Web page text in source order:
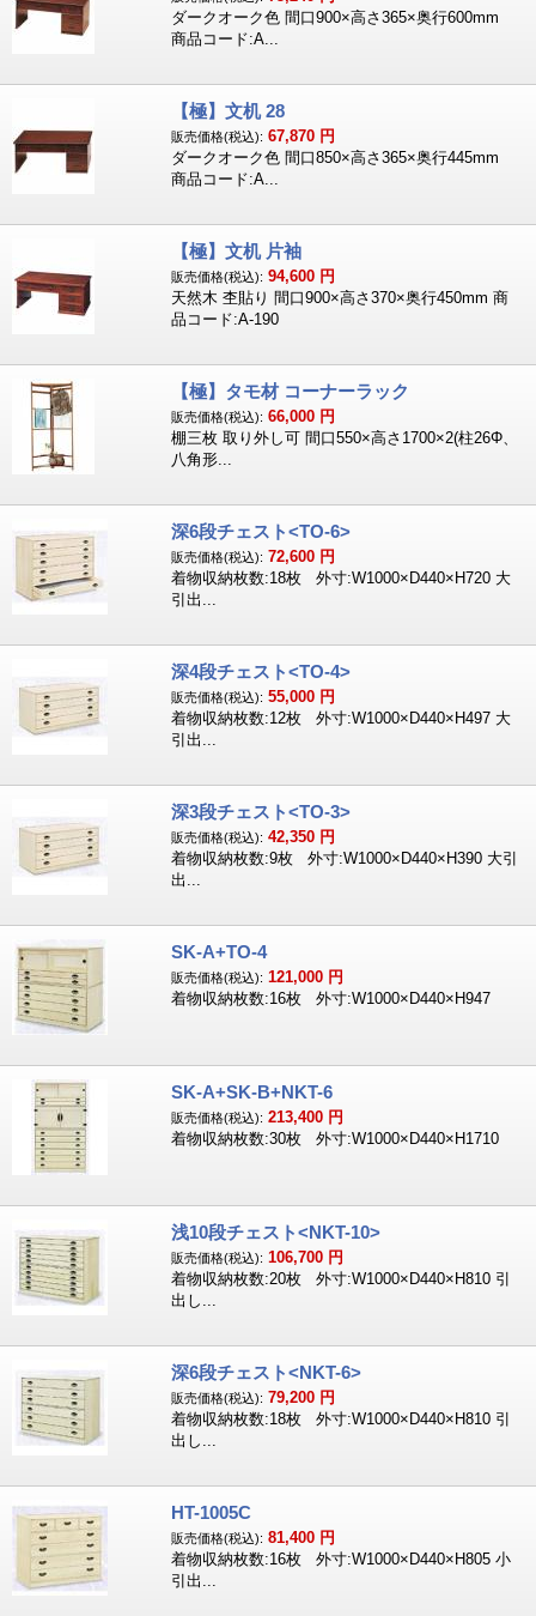
ダークオーク色 間口900×高さ365×奥行600mm
商品コード:A...
【極】文机 28
販売価格(税込): 67,870 円
ダークオーク色 間口850×高さ365×奥行445mm
商品コード:A...
【極】文机 片袖
販売価格(税込): 94,600 円
天然木 杢貼り 間口900×高さ370×奥行450mm 商
品コード:A-190
【極】タモ材 コーナーラック
販売価格(税込): 66,000 円
棚三枚 取り外し可 間口550×高さ1700×2(柱26Φ、
八角形...
深6段チェスト<TO-6>
販売価格(税込): 72,600 円
着物収納枚数:18枚 外寸:W1000×D440×H720 大
引出...
深4段チェスト<TO-4>
販売価格(税込): 55,000 円
着物収納枚数:12枚 外寸:W1000×D440×H497 大
引出...
深3段チェスト<TO-3>
販売価格(税込): 42,350 円
着物収納枚数:9枚 外寸:W1000×D440×H390 大引
出...
SK-A+TO-4
販売価格(税込): 121,000 円
着物収納枚数:16枚 外寸:W1000×D440×H947
SK-A+SK-B+NKT-6
販売価格(税込): 213,400 円
着物収納枚数:30枚 外寸:W1000×D440×H1710
浅10段チェスト<NKT-10>
販売価格(税込): 106,700 円
着物収納枚数:20枚 外寸:W1000×D440×H810 引
出し...
深6段チェスト<NKT-6>
販売価格(税込): 79,200 円
着物収納枚数:18枚 外寸:W1000×D440×H810 引
出し...
HT-1005C
販売価格(税込): 81,400 円
着物収納枚数:16枚 外寸:W1000×D440×H805 小
引出...